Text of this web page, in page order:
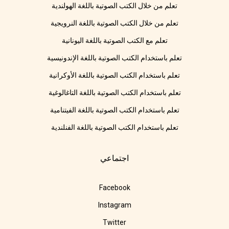
تعلم من خلال الكتب الصوتية باللغة الهولندية
تعلم من خلال الكتب الصوتية باللغة النرويجية
تعلم مع الكتب الصوتية باللغة اليونانية
تعلم باستخدام الكتب الصوتية باللغة الإندونيسية
تعلم باستخدام الكتب الصوتية باللغة الأوكرانية
تعلم باستخدام الكتب الصوتية باللغة التاغالوغية
تعلم باستخدام الكتب الصوتية باللغة الفيتنامية
تعلم باستخدام الكتب الصوتية باللغة الفنلندية
اجتماعي
Facebook
Instagram
Twitter